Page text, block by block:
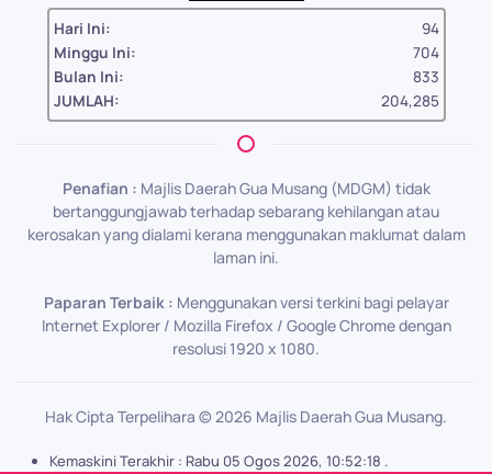
Hari Ini:
94
Minggu Ini:
704
Bulan Ini:
833
JUMLAH:
204,285
Penafian : Majlis Daerah Gua Musang (MDGM) tidak
bertanggungjawab terhadap sebarang kehilangan atau
kerosakan yang dialami kerana menggunakan maklumat dalam
laman ini.
Paparan Terbaik : Menggunakan versi terkini bagi pelayar
Internet Explorer / Mozilla Firefox / Google Chrome dengan
resolusi 1920 x 1080.
Hak Cipta Terpelihara ©2026 Majlis Daerah Gua Musang.
Kemaskini Terakhir : Rabu 05 Ogos 2026, 10:52:18 .